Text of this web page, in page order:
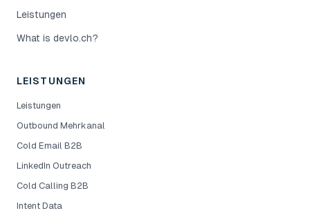
Leistungen
What is devlo.ch?
LEISTUNGEN
Leistungen
Outbound Mehrkanal
Cold Email B2B
LinkedIn Outreach
Cold Calling B2B
Intent Data